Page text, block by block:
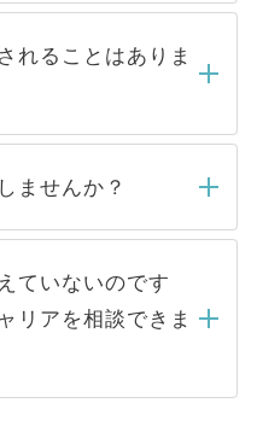
内にはご連絡をせて
ばらくお待ちくださ
り扱っている求人の
イトからご覧いただ
です。非公開求人は
一般には公開してい
め 人気のある医療機
、応募が殺到する場
条件に合った人材の
頼するケースが増え
れることはありま
ことは一切ありませ
から内定をいただい
りません。内定先へ
アパートナーが行い
さい。
ませんか？
ことはありませんの
当サイトからの登録
者様の個人情報は、
プおよび転職活動の
します。お預かりし
ータはご本人の許可
ていないのです
リアを相談できま